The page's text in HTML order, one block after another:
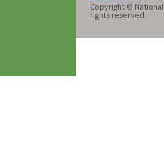
Copyright ©
rights reserved.